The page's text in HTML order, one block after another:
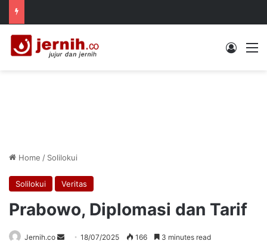
Log In
Home / Solilokui
Solilokui Veritas
Prabowo, Diplomasi dan Tarif
Jernih.co
Send18/07/2025 166 3 minutes read